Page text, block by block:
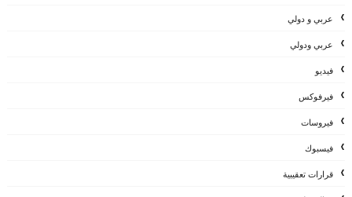
عربي و دولي
عربي ودولي
فيديو
فيرفوكس
فيروسات
فيسبوك
قرارات تعقيبية